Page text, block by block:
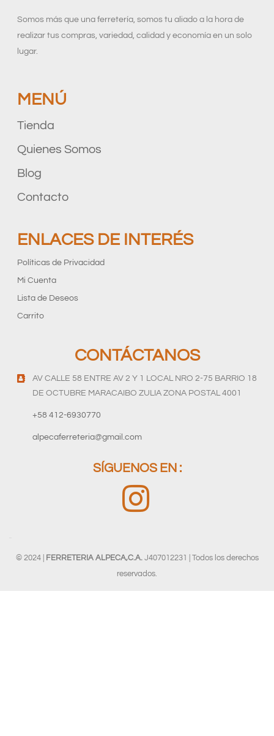
Somos más que una ferretería, somos tu aliado a la hora de
realizar tus compras, variedad, calidad y economía en un solo
lugar.
MENÚ
Tienda
Quienes Somos
Blog
Contacto
ENLACES DE INTERÉS
Políticas de Privacidad
Mi Cuenta
Lista de Deseos
Carrito
CONTÁCTANOS
AV CALLE 58 ENTRE AV 2 Y 1 LOCAL NRO 2-75 BARRIO 18
DE OCTUBRE MARACAIBO ZULIA ZONA POSTAL 4001
+58 412-6930770
alpecaferreteria@gmail.com
SÍGUENOS EN :
© 2024 | FERRETERIA ALPECA,C.A.J407012231 | Todos los derechos
reservados.